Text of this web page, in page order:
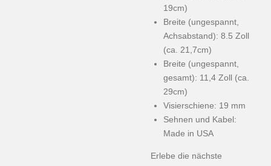
19cm)
Breite (ungespannt,
Achsabstand): 8.5 Zoll
(ca. 21,7cm)
Breite (ungespannt,
gesamt): 11,4 Zoll (ca.
29cm)
Visierschiene: 19 mm
Sehnen und Kabel:
Made in USA
Erlebe die nächste